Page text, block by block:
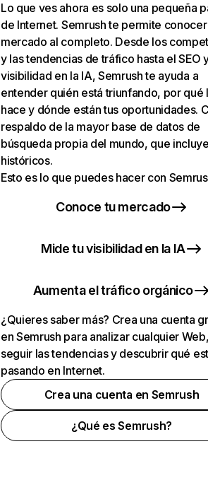
Lo que ves ahora es solo una pequeña
de Internet. Semrush te permite
mercado al completo. Desde los
y las tendencias de tráfico hasta el SEO
visibilidad en la IA, Semrush te ayuda a
entender quién está triunfando, por qué
hace y dónde están tus oportunidades.
respaldo de la mayor base de datos de
búsqueda propia del mundo, que
históricos.
Esto es lo que puedes hacer con
Conoce tu mercado
Mide tu visibilidad en la IA
Aumenta el tráfico orgánico
¿Quieres saber más? Crea una cuenta
en Semrush para analizar cualquier
seguir las tendencias y descubrir qué
pasando en Internet.
Crea una cuenta en Semrush
¿Qué es Semrush?